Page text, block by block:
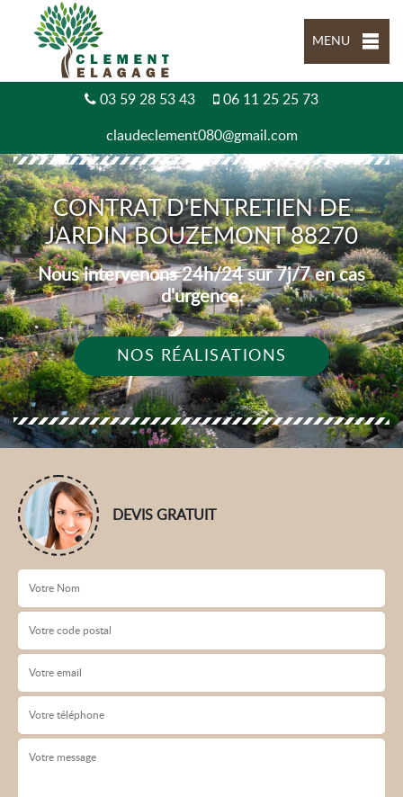
MENU
03 59 28 53 43 06 11 25 25 73
claudeclement080@gmail.com
CONTRAT D'ENTRETIEN DE
JARDIN BOUZEMONT 88270
Nous intervenons 24h/24 sur 7j/7 en cas
d'urgence.
NOS RÉALISATIONS
DEVIS GRATUIT